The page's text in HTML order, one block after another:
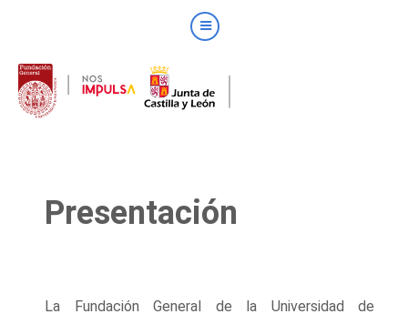
Presentación
La Fundación General de la Universidad de